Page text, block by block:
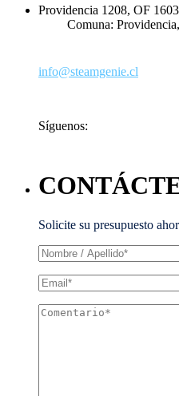
Providencia 1208, OF
Comuna: Providencia,
info@steamgenie.cl
Síguenos:
Solicite su presupuesto